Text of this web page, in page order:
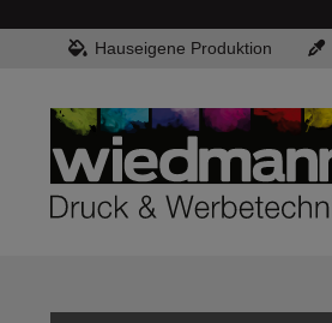
Hauseigene Produktion